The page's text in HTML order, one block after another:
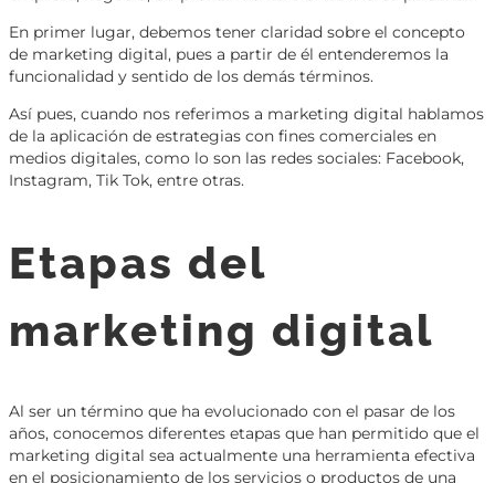
En primer lugar, debemos tener claridad sobre el concepto
de marketing digital, pues a partir de él entenderemos la
funcionalidad y sentido de los demás términos.
Así pues, cuando nos referimos a marketing digital hablamos
de la aplicación de estrategias con fines comerciales en
medios digitales, como lo son las redes sociales: Facebook,
Instagram, Tik Tok, entre otras.
Etapas del
marketing digital
Al ser un término que ha evolucionado con el pasar de los
años, conocemos diferentes etapas que han permitido que el
marketing digital sea actualmente una herramienta efectiva
en el posicionamiento de los servicios o productos de una